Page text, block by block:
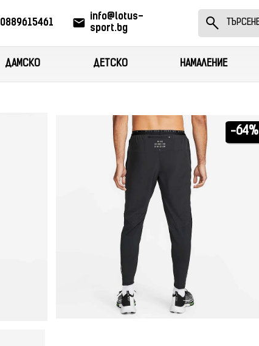
0889615461
info@lotus-
sport.bg
ДАМСКО ДЕТСКО НАМАЛЕНИЕ
-64%